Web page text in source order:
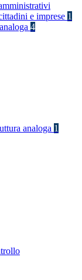
e imprese 1
4
analoga 1